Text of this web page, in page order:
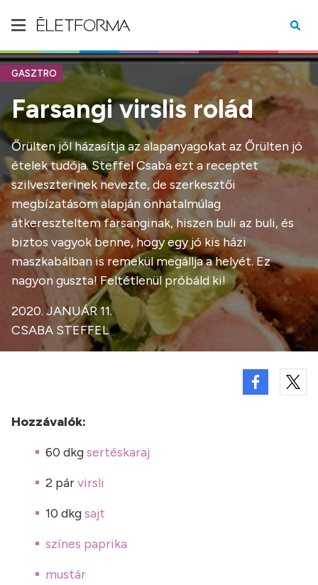
GASZTRO
Farsangi virslis rolád
Őrülten jól házasítja az alapanyagokat az Őrülten jó
ételek tudója. Steffel Csaba ezt a receptet
szilveszterinek nevezte, de szerkesztői
megbízatásom alapján önhatalmúlag
átkereszteltem farsanginak, hiszen buli az buli, és
biztos vagyok benne, hogy egy jó kis házi
maszkabálban is remekül megállja a helyét. Ez
nagyon guszta! Feltétlenül próbáld ki!
2020. JANUÁR 11.
CSABA STEFFEL
Hozzávalók:
60 dkgsertéskaraj
2 párvirsli
10 dkgsajt
színes paprika
mustár